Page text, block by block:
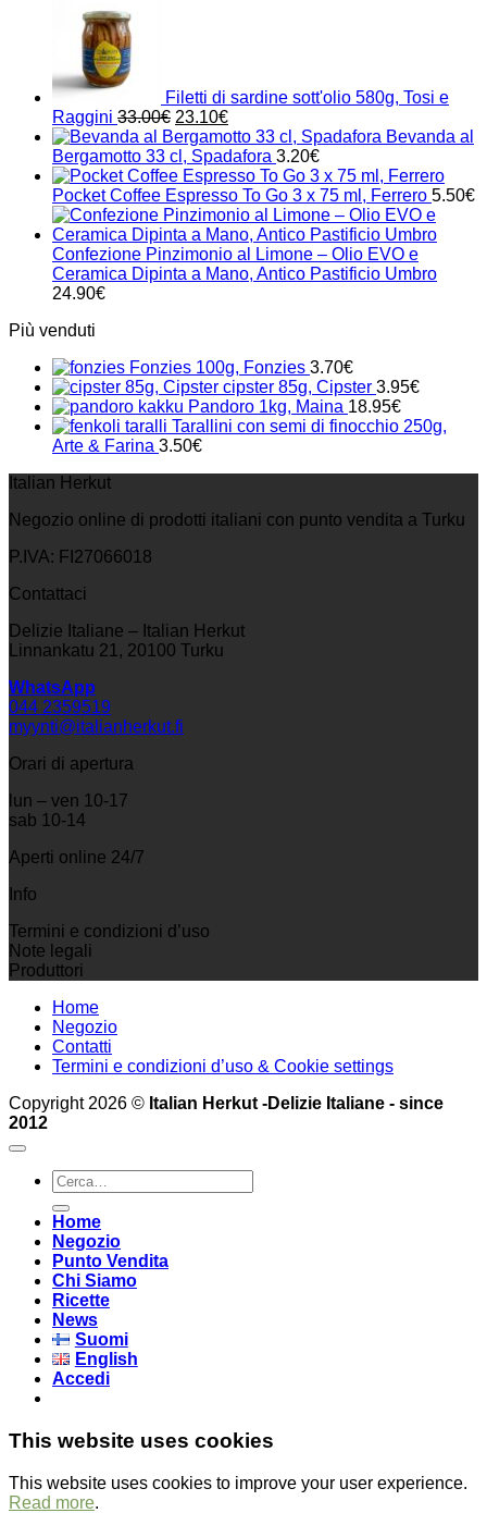
Filetti di sardine sott'olio 580g, Tosi e
Raggini 33.00€ Il
prezzo
originale
era:
33.00€.
23.10€Il
prezzo
attuale
è:
23.10€.
Bevanda al
Bergamotto 33 cl, Spadafora 3.20€
Pocket Coffee Espresso To Go 3 x 75 ml, Ferrero 5.50€
Confezione Pinzimonio al Limone – Olio EVO e
Ceramica Dipinta a Mano, Antico Pastificio Umbro
24.90€
Più venduti
Fonzies 100g, Fonzies 3.70€
cipster 85g, Cipster 3.95€
Pandoro 1kg, Maina 18.95€
Tarallini con semi di finocchio 250g,
Arte & Farina 3.50€
Italian Herkut
Negozio online di prodotti italiani con punto vendita a Turku
P.IVA: FI27066018
Contattaci
Delizie Italiane – Italian Herkut
Linnankatu 21, 20100 Turku
WhatsApp
044 2359519
myynti@italianherkut.fi
Orari di apertura
lun – ven 10-17
sab 10-14
Aperti online 24/7
Info
Termini e condizioni d’uso
Note legali
Produttori
Home
Negozio
Contatti
Termini e condizioni d’uso & Cookie settings
Copyright 2026 © Italian Herkut -Delizie Italiane - since
2012
Cerca:
Home
Negozio
Punto Vendita
Chi Siamo
Ricette
News
Suomi
English
Accedi
This website uses cookies
This website uses cookies to improve your user experience.
Read more.